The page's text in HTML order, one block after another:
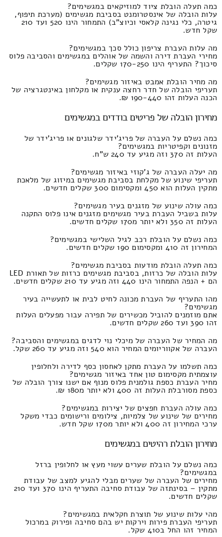
כמה תעלה הובלת ציוד למוזיקאים במגשימים?
עלות הובלה של אינסטרומנט בסביבת מגשימים (מערכת תיפוף,
גיטרה, כלי נגינה קלאסי וכיוצ"ב) התמחור הינו 520 ועד 210
שקל חדש.
מה עלות העברת צריפון כולל סכך במגשימים?
מחירי העברת דירה והשמה של אוהלים במגשימים והסביבה פלוס
סיכוך? התעריף הינו 170-250 שקלים.
מה מחיר הובלת אמבט באיזור מגשימים?
תעריפי הובלה של חדר רחצה ענקית או מקלחון באינטגרציה של
הכנה העלות זהו 190-440 ₪.
מחירון הובלה של פריטים בודדים במגשימים
כמה נשלם על העברה של פריג'ידר שלגונים או פריג'ידר של
מזנונים וקפיטריות במגשימים?
העלות זה 370 וזה מגיע עד 240 ש"ח.
מה יעלה העברה של ג'קוזי באיזור מגשימים?
תעריפי שינוע של מקלחת בסביבת מגשימים במיזוג של מלאכת
מתקין העלות הוא 450 ומקסימום 300 שקלים חדשים.
כמה עולה שינוע של מזגנים בעיר מגשימים?
עלות בשביל העברת בעיר מגשימים מזגנים אינו פלוס התקנה
העלות זה 350 ולא יותר מ170 שקלים חדשים.
כמה נשלם על הובלת רכב לגיל השלישי במגשימים?
המחירון זה 410 ומקסימום 190 שקלים חדשים.
כמה תעלה הובלת מודעות בסביבת מגשימים?
עלות הובלה של כרזות, בסביבת מגשימים כרזות של תאורת LED
הם + הנפה התמחור הינו 440 וזה מגיע עד 210 שקלים חדשים.
מהו התעריף של העברת מכונה לחיט לבית או לתעשייה בעיר
מגשימים?
אתם מוזמנים להוביל מכשירים של תפירה עבור מפעלים העלות
זהו 390 ועד 260 שקלים חדשים.
מה המחיר של העברה של מיכלי נוי לדגים במגשימים והסביבה?
העברה של אקווריומים המחיר הוא 540 וזה מגיע עד 260 שקל.
כמה תשלמו על העברת מתקן לאחסון כסף לדירה ולחלופין
עוצמתית מקסימום טון אחד באיזור מגשימים?
מחיר העברת כספת גולמנית פלוס מנוף אם ישנו צורך הובלה של
כספת מסורבלת העלות זה 400 ולא יותר מ180 ₪.
כמה עולה העברת חפצים של יצירות במגשימים?
מחירים של שינוע של צלמיות, צילומים ורישומים כבדי משקל
ערכי המחירון זה 400 ולא יותר מ170 שקל חדש.
מחירון הובלת רהיטים במגשימים
כמה נשלם על הובלת שערים עשוי מעץ או לחלופין ברזל
במגשימים?
מחירים של העברה של שערים מבלי להגיע למצב של עבודת
מתקין – בסינתזה של עבודת סחיבה התעריף הינו 370 ועד 210
שקלים חדשים.
מהי עלות שינוע של תוצרת חקלאית במגשימים?
תעריפי העברת פירות וירקות יש בהם סחיבה ופירוק במרכול
המחיר זהו החל ב410 שקל.